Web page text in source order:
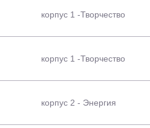
корпус 1 -Творчество
корпус 1 -Творчество
корпус 2 - Энергия